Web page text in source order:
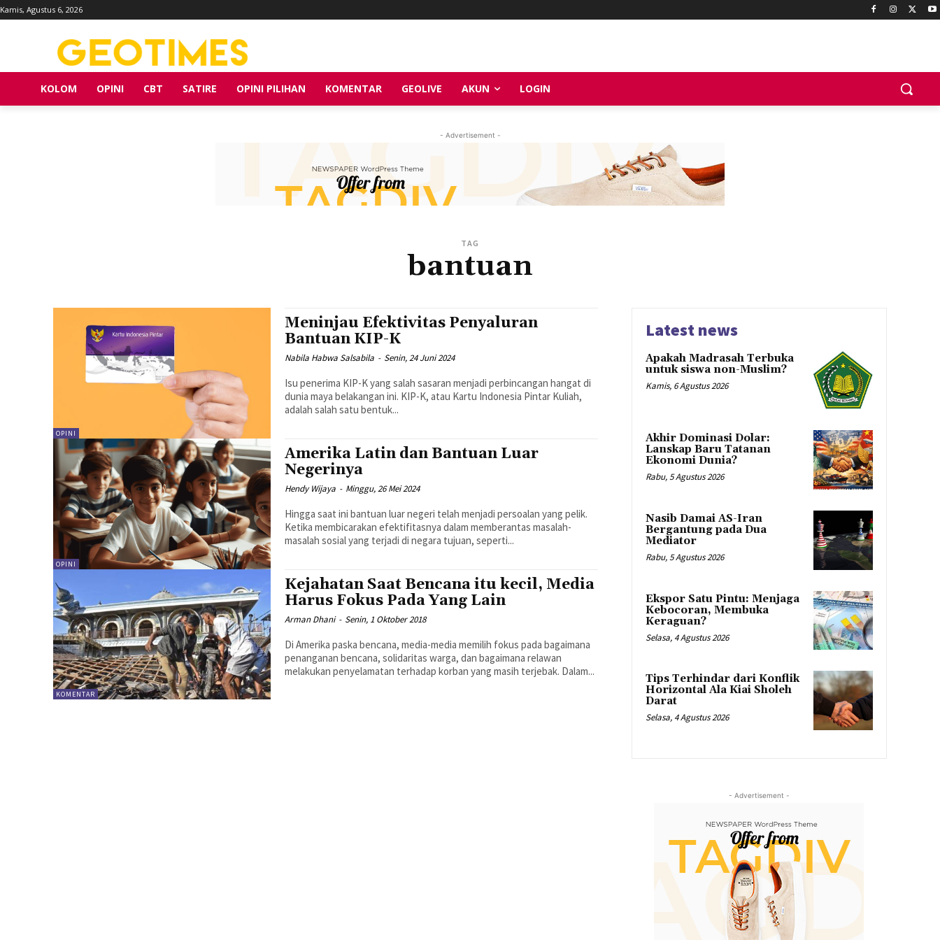
Kamis, Agustus 6, 2026
KOLOM OPINI CBT SATIRE OPINI PILIHAN KOMENTAR GEOLIVE AKUN LOGIN
- Advertisement -
TAG
bantuan
OPINI
Meninjau Efektivitas Penyaluran
Bantuan KIP-K
Nabila Habwa Salsabila - Senin, 24 Juni 2024
Isu penerima KIP-K yang salah sasaran menjadi perbincangan hangat di
dunia maya belakangan ini. KIP-K, atau Kartu Indonesia Pintar Kuliah,
adalah salah satu bentuk...
OPINI
Amerika Latin dan Bantuan Luar
Negerinya
Hendy Wijaya - Minggu, 26 Mei 2024
Hingga saat ini bantuan luar negeri telah menjadi persoalan yang pelik.
Ketika membicarakan efektifitasnya dalam memberantas masalah-
masalah sosial yang terjadi di negara tujuan, seperti...
KOMENTAR
Kejahatan Saat Bencana itu kecil, Media
Harus Fokus Pada Yang Lain
Arman Dhani - Senin, 1 Oktober 2018
Di Amerika paska bencana, media-media memilih fokus pada bagaimana
penanganan bencana, solidaritas warga, dan bagaimana relawan
melakukan penyelamatan terhadap korban yang masih terjebak. Dalam...
Latest news
Apakah Madrasah Terbuka
untuk siswa non-Muslim?
Kamis, 6 Agustus 2026
Akhir Dominasi Dolar:
Lanskap Baru Tatanan
Ekonomi Dunia?
Rabu, 5 Agustus 2026
Nasib Damai AS-Iran
Bergantung pada Dua
Mediator
Rabu, 5 Agustus 2026
Ekspor Satu Pintu: Menjaga
Kebocoran, Membuka
Keraguan?
Selasa, 4 Agustus 2026
Tips Terhindar dari Konflik
Horizontal Ala Kiai Sholeh
Darat
Selasa, 4 Agustus 2026
- Advertisement -